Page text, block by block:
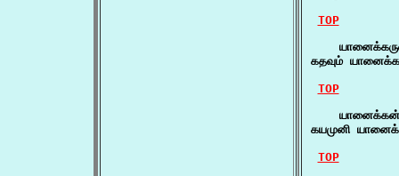
TOP
கதவும்
TOP
கயமுனி
TOP